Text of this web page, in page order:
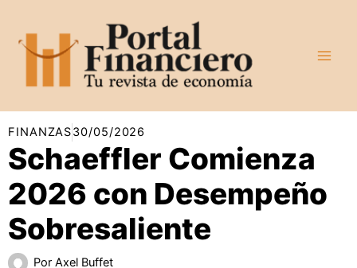
contenido
FINANZAS30/05/2026
Schaeffler Comienza
2026 con Desempeño
Sobresaliente
Por Axel Buffet